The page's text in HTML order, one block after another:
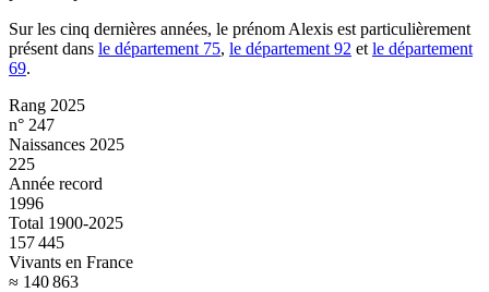
Sur les cinq dernières années, le prénom Alexis est particulièrement
présent dans le département 75, le département 92 et le département
69.
Rang 2025
n° 247
Naissances 2025
225
Année record
1996
Total 1900-2025
157 445
Vivants en France
≈ 140 863